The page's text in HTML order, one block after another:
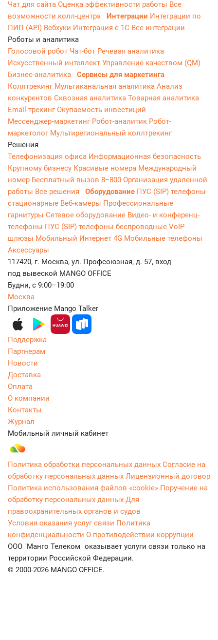
Чат для сайта Оценка эффективности работы Все
возможности колл-центра
Интеграции Интеграции по
ПИП (API) Вебхуки Интеграция с 1С Все интеграции
Роботы и аналитика
Голосовой робот Чат-бот Речевая аналитика
Искусственный интеллект Управление качеством (QM)
Бизнес-аналитика
Сервисы для маркетинга
Коллтрекинг Мультиканальная аналитика Анализ
конкурентов Сквозная аналитика Товарная аналитика
Email-трекингОкупаемость инвестиций
Мессенджер‑маркетинг Робот-аналитик Робот-
маркетолог Мультирегиональный коллтрекинг
Решения
Телефонизация офиса Информационная безопасность
Крупному бизнесу Красивые номера Международный
номер Бесплатный вызов 8−800 Организация удаленной
работы Все решения Оборудование ПУС (SIP) телефоны
стационарные Веб-камеры Профессиональные
гарнитуры Сетевое оборудование Видео- и конференц-
телефоны ПУС (SIP) телефоны беспроводные VoIP
шлюзы Мобильный Интернет 4G Мобильные телефоны
Аксессуары
117420, г. Москва, ул. Профсоюзная, д. 57, вход
под вывеской MANGO OFFICE
Будни, с 9:00–19:00
Москва
Приложение Mango Talker
Поддержка
Партнерам
Новости
Доставка
Оплата
О компании
Контакты
Журнал
Мобильный личный кабинет
Политика обработки персональных данных Согласие на
обработку персональных данных Лицензионный договор
Политика использования файлов «cookie» Поручение на
обработку персональных данных Для
правоохранительных органов и судов
Условия оказания услуг связи Политика
конфиденциальности О противодействии коррупции
ООО "Манго Телеком" оказывает услуги связи только на
территории Российской Федерации.
© 2000-2026 MANGO OFFICE.